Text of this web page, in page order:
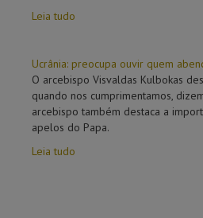
Leia tudo
Ucrânia: preocupa ouvir quem
O arcebispo Visvaldas Kulbokas
quando nos cumprimentamos,
arcebispo também destaca a
apelos do Papa.
Leia tudo